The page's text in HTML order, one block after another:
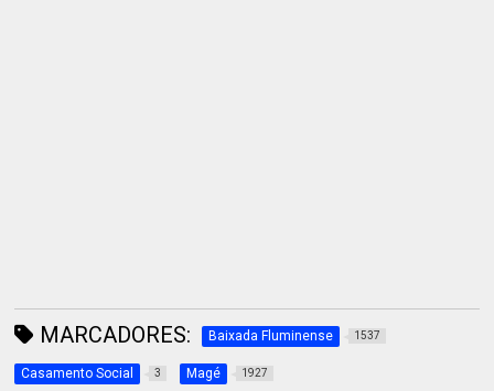
MARCADORES: Baixada Fluminense 1537
Casamento Social 3 Magé 1927